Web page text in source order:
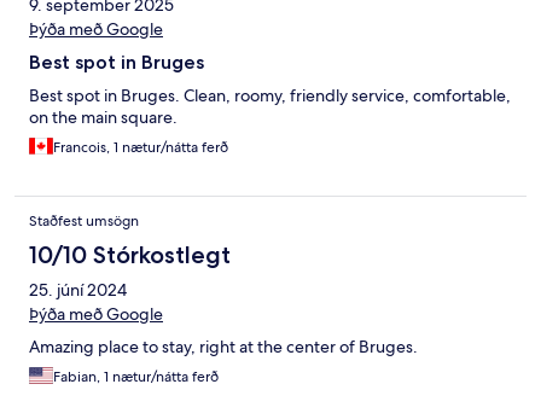
9. september 2025
Þýða með Google
Best spot in Bruges
Best spot in Bruges. Clean, roomy, friendly service, comfortable,
on the main square.
Francois, 1 nætur/nátta ferð
Staðfest umsögn
10/10 Stórkostlegt
25. júní 2024
Þýða með Google
Amazing place to stay, right at the center of Bruges.
Fabian, 1 nætur/nátta ferð